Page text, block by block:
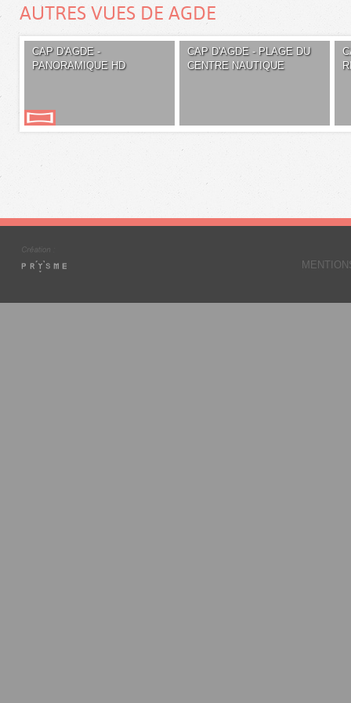
AUTRES VUES DE AGDE
CAP D'AGDE -
PANORAMIQUE HD
CAP D'AGDE - PLAGE DU
CENTRE NAUTIQUE